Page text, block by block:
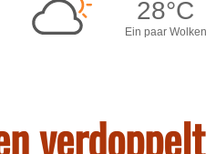
verdoppelt